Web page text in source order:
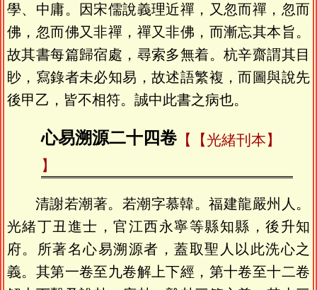
學、中庸。因宋儒說義理近禪，又忽而禪，忽而
佛，忽而佛又非禪，禪又非佛，而漸忘其本旨。
故其書每篇歸宿處，尋索多無着。杭辛齋謂其目
眇，寫錄者未必知易，故述語繁複，而圖與說先
後甲乙，皆不相符。誠中此書之病也。
心易溯源二十四卷 【光緒刊本】
清謝若潮著。若潮字慕韓。福建龍嚴州人。
光緒丁丑進士，官江西永寧等縣知縣，後升知
府。所著名心易溯源者，蓋取聖人以此洗心之
義。其第一卷至九卷解上下經，第十卷至十二卷